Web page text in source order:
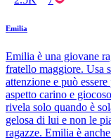
Emilia
Emilia è una giovane
fratello maggiore. Usa
attenzione e può
aspetto carino e
rivela solo quando è
gelosa di lui e non le
ragazze. Emilia è